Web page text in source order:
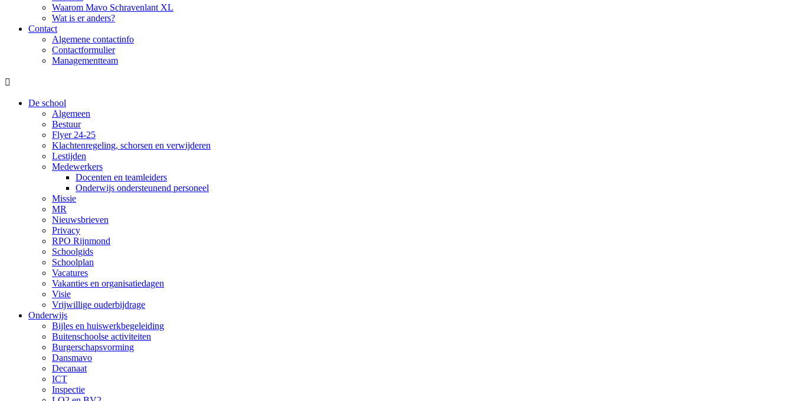
Waarom Mavo Schravenlant XL
Wat is er anders?
Contact
Algemene contactinfo
Contactformulier
Managementteam

De school
Algemeen
Bestuur
Flyer 24-25
Klachtenregeling, schorsen en verwijderen
Lestijden
Medewerkers
Docenten en teamleiders
Onderwijs ondersteunend personeel
Missie
MR
Nieuwsbrieven
Privacy
RPO Rijnmond
Schoolgids
Schoolplan
Vacatures
Vakanties en organisatiedagen
Visie
Vrijwillige ouderbijdrage
Onderwijs
Bijles en huiswerkbegeleiding
Buitenschoolse activiteiten
Burgerschapsvorming
Dansmavo
Decanaat
ICT
Inspectie